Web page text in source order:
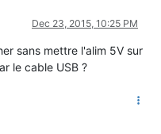
Dec 23, 2015, 10:25 PM
sans mettre l'alim 5V sur
le cable USB ?